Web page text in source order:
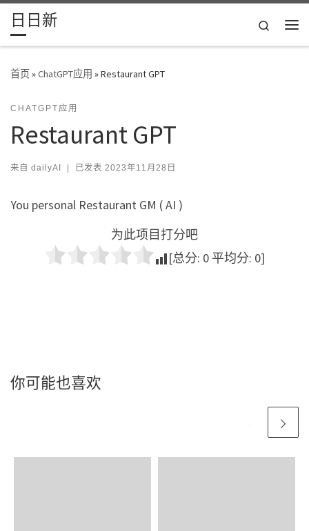
Skip to content
日日新
Search
首页»ChatGPT应用 »Restaurant GPT
CHATGPT应用
Restaurant GPT
来自 dailyAI | 已发表 2023年11月28日
You personal Restaurant GM ( AI )
为此项目打分吧
[总分: 0 平均分: 0]
你可能也喜欢